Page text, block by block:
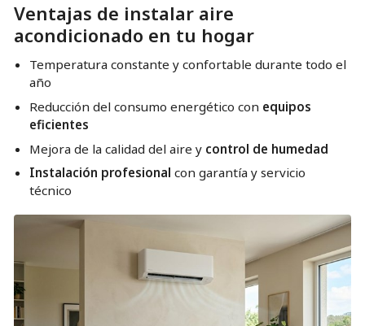
Ventajas de instalar aire
acondicionado en tu hogar
Temperatura constante y confortable durante todo el
año
Reducción del consumo energético con equipos
eficientes
Mejora de la calidad del aire y control de humedad
Instalación profesional con garantía y servicio
técnico